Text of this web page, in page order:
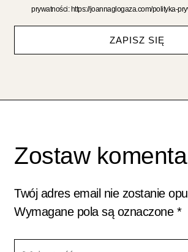
prywatności: https://joannaglogaza.com/polityka-
ZAPISZ SIĘ
Zostaw
Twój adres email nie zostanie
Wymagane pola są oznaczone *